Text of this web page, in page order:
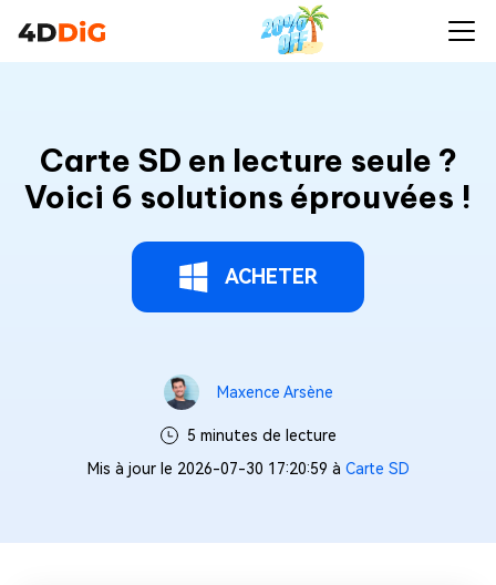
Carte SD en lecture seule ?
Voici 6 solutions éprouvées !
ACHETER
Maxence Arsène
5 minutes de lecture
Mis à jour le 2026-07-30 17:20:59 à Carte SD